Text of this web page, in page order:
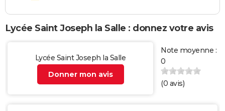
Lycée Saint Joseph la Salle : donnez votre avis
Lycée Saint Joseph la Salle
Donner mon avis
Note moyenne :
0
(0 avis)